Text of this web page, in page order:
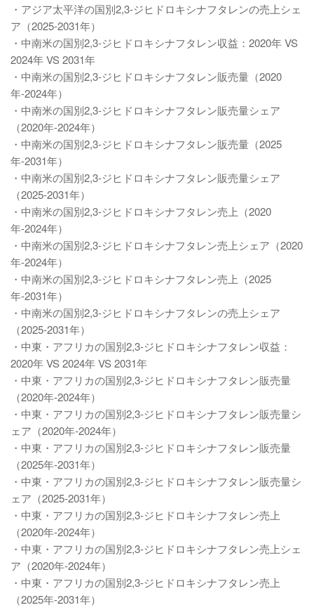
・アジア太平洋の国別2,3-ジヒドロキシナフタレンの売上シェ
ア（2025-2031年）
・中南米の国別2,3-ジヒドロキシナフタレン収益：2020年 VS
2024年 VS 2031年
・中南米の国別2,3-ジヒドロキシナフタレン販売量（2020
年-2024年）
・中南米の国別2,3-ジヒドロキシナフタレン販売量シェア
（2020年-2024年）
・中南米の国別2,3-ジヒドロキシナフタレン販売量（2025
年-2031年）
・中南米の国別2,3-ジヒドロキシナフタレン販売量シェア
（2025-2031年）
・中南米の国別2,3-ジヒドロキシナフタレン売上（2020
年-2024年）
・中南米の国別2,3-ジヒドロキシナフタレン売上シェア（2020
年-2024年）
・中南米の国別2,3-ジヒドロキシナフタレン売上（2025
年-2031年）
・中南米の国別2,3-ジヒドロキシナフタレンの売上シェア
（2025-2031年）
・中東・アフリカの国別2,3-ジヒドロキシナフタレン収益：
2020年 VS 2024年 VS 2031年
・中東・アフリカの国別2,3-ジヒドロキシナフタレン販売量
（2020年-2024年）
・中東・アフリカの国別2,3-ジヒドロキシナフタレン販売量シ
ェア（2020年-2024年）
・中東・アフリカの国別2,3-ジヒドロキシナフタレン販売量
（2025年-2031年）
・中東・アフリカの国別2,3-ジヒドロキシナフタレン販売量シ
ェア（2025-2031年）
・中東・アフリカの国別2,3-ジヒドロキシナフタレン売上
（2020年-2024年）
・中東・アフリカの国別2,3-ジヒドロキシナフタレン売上シェ
ア（2020年-2024年）
・中東・アフリカの国別2,3-ジヒドロキシナフタレン売上
（2025年-2031年）